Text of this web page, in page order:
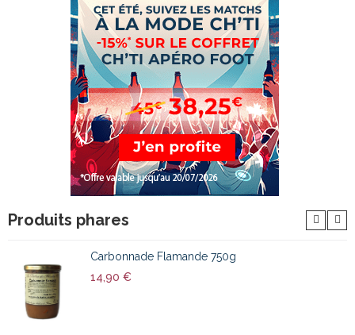
Produits phares
Carbonnade Flamande 750g
14,90 €